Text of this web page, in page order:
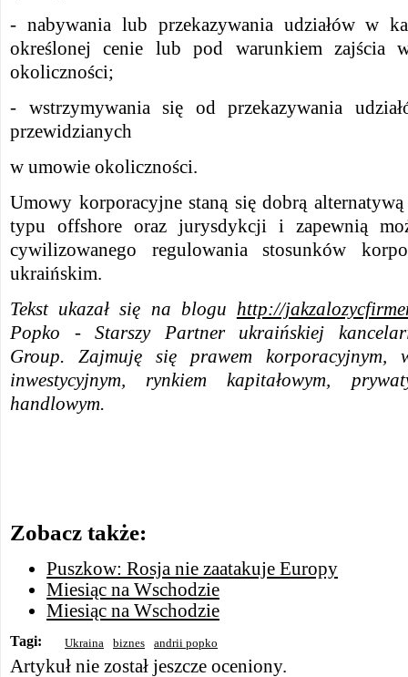
- nabywania lub przekazywania udziałów w
określonej cenie lub pod warunkiem zajścia
okoliczności;
- wstrzymywania się od przekazywania
przewidzianych
w umowie okoliczności.
Umowy korporacyjne staną się dobrą
typu offshore oraz jurysdykcji i zapewnią
cywilizowanego regulowania stosunków
ukraińskim.
Tekst ukazał się na blogu http://
Popko - Starszy Partner ukraińskiej
Group. Zajmuję się prawem
inwestycyjnym, rynkiem kapitałowym,
handlowym.
Zobacz także:
Puszkow: Rosja nie zaatakuje Europy
Miesiąc na Wschodzie
Miesiąc na Wschodzie
Tagi: Ukraina biznes andrii popko
Artykuł nie został jeszcze oceniony.